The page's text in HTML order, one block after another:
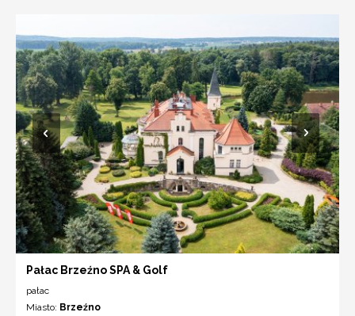
Pałac Brzeźno SPA & Golf
pałac
Miasto: Brzeźno